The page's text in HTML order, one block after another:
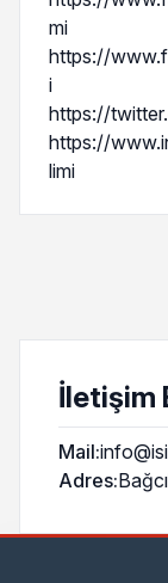
mi
https://
i
https://
https://
limi
İletişim
Mail:
Adres: